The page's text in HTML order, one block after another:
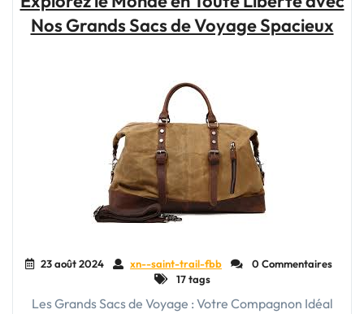
de
Voyage
Nos Grands Sacs de Voyage Spacieux
23 août 2024 xn--saint-trail-fbb
0 Commentaires
17 tags
Les Grands Sacs de Voyage : Votre Compagnon Idéal